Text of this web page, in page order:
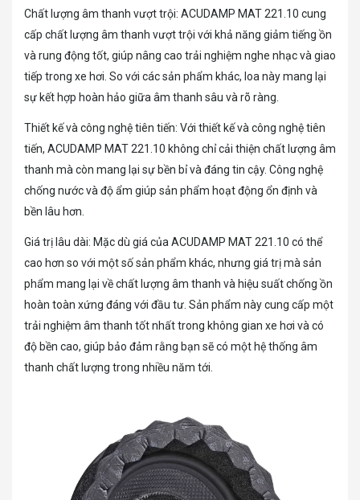
Chất lượng âm thanh vượt trội: ACUDAMP MAT 221.10 cung
cấp chất lượng âm thanh vượt trội với khả năng giảm tiếng ồn
và rung động tốt, giúp nâng cao trải nghiệm nghe nhạc và giao
tiếp trong xe hơi. So với các sản phẩm khác, loa này mang lại
sự kết hợp hoàn hảo giữa âm thanh sâu và rõ ràng.
Thiết kế và công nghệ tiên tiến: Với thiết kế và công nghệ tiên
tiến, ACUDAMP MAT 221.10 không chỉ cải thiện chất lượng âm
thanh mà còn mang lại sự bền bỉ và đáng tin cậy. Công nghệ
chống nước và độ ẩm giúp sản phẩm hoạt động ổn định và
bền lâu hơn.
Giá trị lâu dài: Mặc dù giá của ACUDAMP MAT 221.10 có thể
cao hơn so với một số sản phẩm khác, nhưng giá trị mà sản
phẩm mang lại về chất lượng âm thanh và hiệu suất chống ồn
hoàn toàn xứng đáng với đầu tư. Sản phẩm này cung cấp một
trải nghiệm âm thanh tốt nhất trong không gian xe hơi và có
độ bền cao, giúp bảo đảm rằng bạn sẽ có một hệ thống âm
thanh chất lượng trong nhiều năm tới.